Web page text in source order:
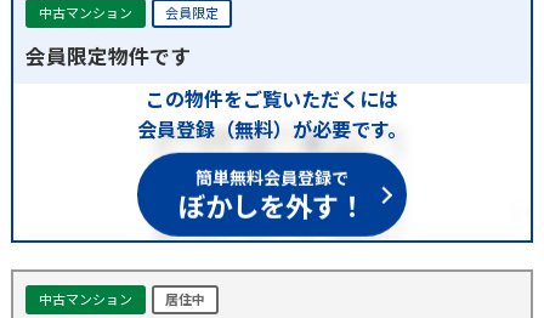
中古マンション 会員限定
会員限定物件です
この物件をご覧いただくには
会員登録（無料）が必要です。
簡単無料会員登録で
ぼかしを外す！
中古マンション 居住中